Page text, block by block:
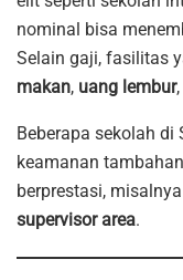
nominal bisa
Selain gaji, fasilitas
makan, uang lembur
Beberapa sekolah
keamanan
berprestasi,
supervisor area.